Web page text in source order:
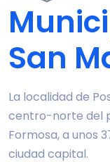
San
La localidad de
centro-norte del
Formosa, a unos
ciudad capital.